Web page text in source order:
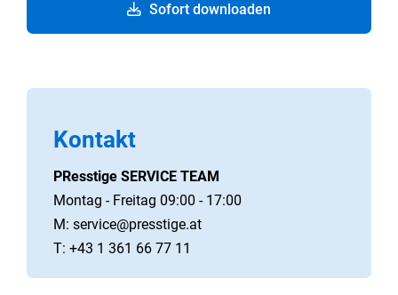
Sofort downloaden
Kontakt
PResstige SERVICE TEAM
Montag - Freitag 09:00 - 17:00
M: service@presstige.at
T: +43 1 361 66 77 11